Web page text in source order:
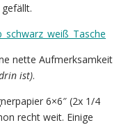
nette Aufmerksamkeit
ist).
6×6″ (2x 1/4
recht weit. Einige